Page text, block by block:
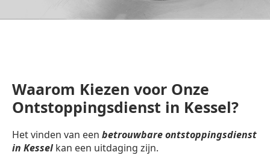
Waarom Kiezen voor Onze
Ontstoppingsdienst in Kessel?
Het vinden van een betrouwbare ontstoppingsdienst
in Kessel kan een uitdaging zijn.